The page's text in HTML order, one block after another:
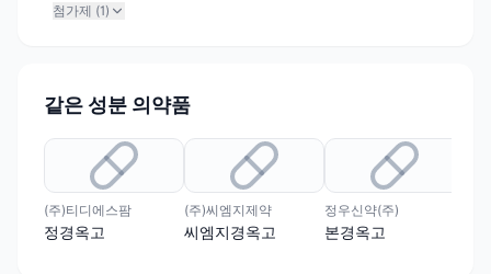
첨가제 (1)
같은 성분 의약품
(주)티디에스팜
정경옥고
(주)씨엠지제약
씨엠지경옥고
정우신약(주)
본경옥고